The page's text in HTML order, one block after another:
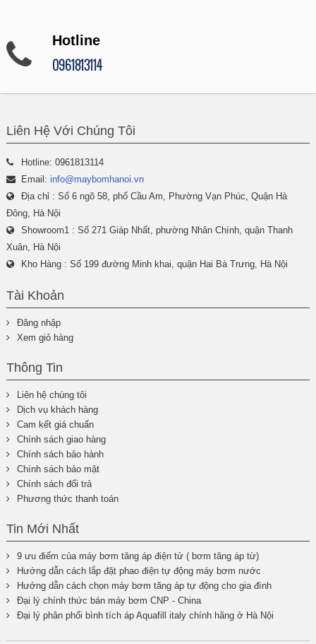
Hotline
0961813114
Liên Hệ Với Chúng Tôi
Hotline: 0961813114
Email: info@maybomhanoi.vn
Địa chỉ : Số 6 ngõ 58, phố Cầu Am, Phường Vạn Phúc, Quận Hà
Đông, Hà Nội
Showroom1 : Số 271 Giáp Nhất, phường Nhân Chính, quận Thanh
Xuân, Hà Nội
Kho Hàng : Số 199 đường Minh khai, quận Hai Bà Trưng, Hà Nội
Tài Khoản
Đăng nhập
Xem giỏ hàng
Thông Tin
Liên hệ chúng tôi
Dịch vụ khách hàng
Cam kết giá chuẩn
Chính sách giao hàng
Chính sách bảo hành
Chính sách bảo mật
Chính sách đổi trả
Phương thức thanh toán
Tin Mới Nhất
9 ưu điểm của máy bơm tăng áp điện tử ( bơm tăng áp từ)
Hướng dẫn cách lắp đặt phao điện tự động máy bơm nước
Hướng dẫn cách chọn máy bơm tăng áp tự động cho gia đình
Đại lý chính thức bán máy bơm CNP - China
Đại lý phân phối bình tích áp Aquafill italy chính hãng ở Hà Nội